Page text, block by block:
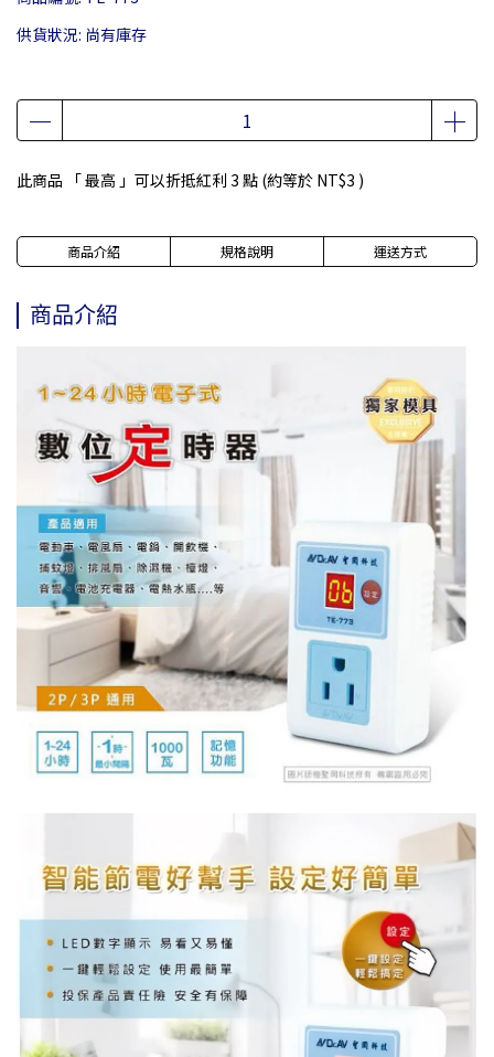
供貨狀況: 尚有庫存
此商品 「 最高 」可以折抵紅利 3 點 (約等於 NT$3 )
商品介紹 規格說明 運送方式
商品介紹